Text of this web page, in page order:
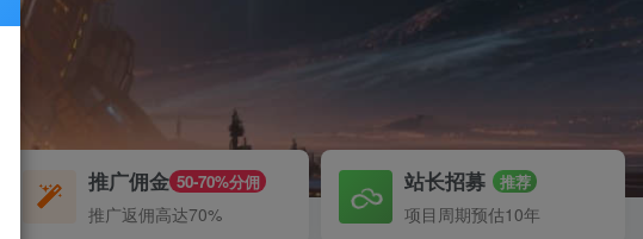
推广佣金 50-70%分佣
推广返佣高达70%
站长招募 推荐
项目周期预估10年